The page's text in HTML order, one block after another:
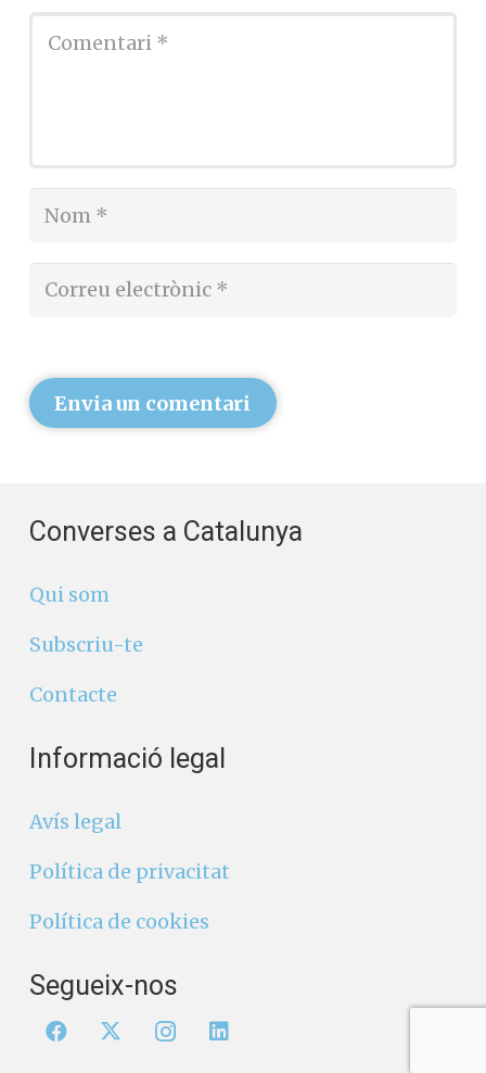
Envia un comentari
Converses a Catalunya
Qui som
Subscriu-te
Contacte
Informació legal
Avís legal
Política de privacitat
Política de cookies
Segueix-nos